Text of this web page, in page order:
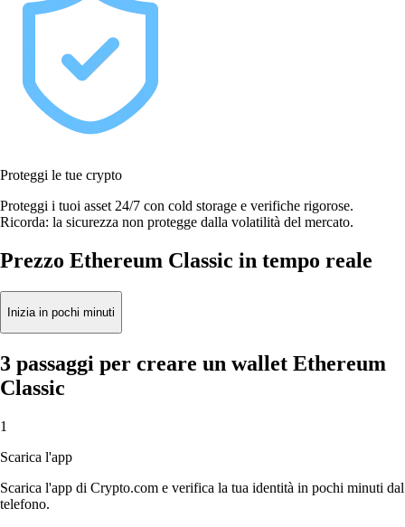
Proteggi le tue crypto
Proteggi i tuoi asset 24/7 con cold storage e verifiche rigorose.
Ricorda: la sicurezza non protegge dalla volatilità del mercato.
Prezzo Ethereum Classic in tempo reale
Inizia in pochi minuti
3 passaggi per creare un wallet Ethereum
Classic
1
Scarica l'app
Scarica l'app di Crypto.com e verifica la tua identità in pochi minuti dal
telefono.